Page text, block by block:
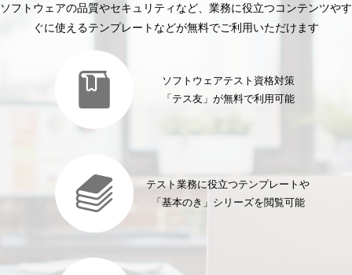
ソフトウェアの品質やセキュリティなど、業務に役立つコンテンツやす
ぐに使えるテンプレートなどが無料でご利用いただけます
ソフトウェアテスト資格対策
「テス友」が無料で利用可能
テスト業務に役立つテンプレートや
「基本のき」シリーズを閲覧可能